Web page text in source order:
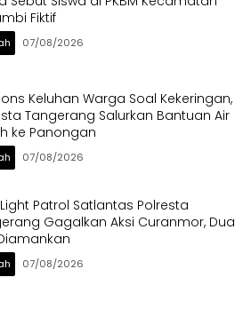
Fiktif
07/08/2026
Keluhan Warga Soal Kekeringan,
Tangerang Salurkan Bantuan Air
ke Panongan
07/08/2026
Patrol Satlantas Polresta
Gagalkan Aksi Curanmor, Dua
07/08/2026